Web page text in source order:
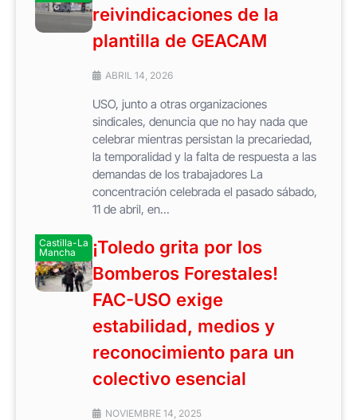
reivindicaciones de la
plantilla de GEACAM
ABRIL 14, 2026
USO, junto a otras organizaciones
sindicales, denuncia que no hay nada que
celebrar mientras persistan la precariedad,
la temporalidad y la falta de respuesta a las
demandas de los trabajadores La
concentración celebrada el pasado sábado,
11 de abril, en...
Castilla-La
Mancha
¡Toledo grita por los
Bomberos Forestales!
FAC-USO exige
estabilidad, medios y
reconocimiento para un
colectivo esencial
NOVIEMBRE 14, 2025